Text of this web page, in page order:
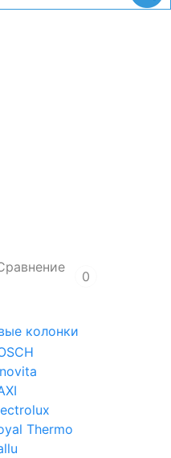
0
колонки
Thermo